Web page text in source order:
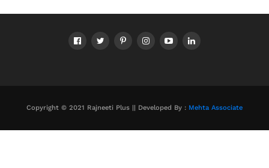
Copyright © 2021 Rajneeti Plus || Developed By : Mehta Associate